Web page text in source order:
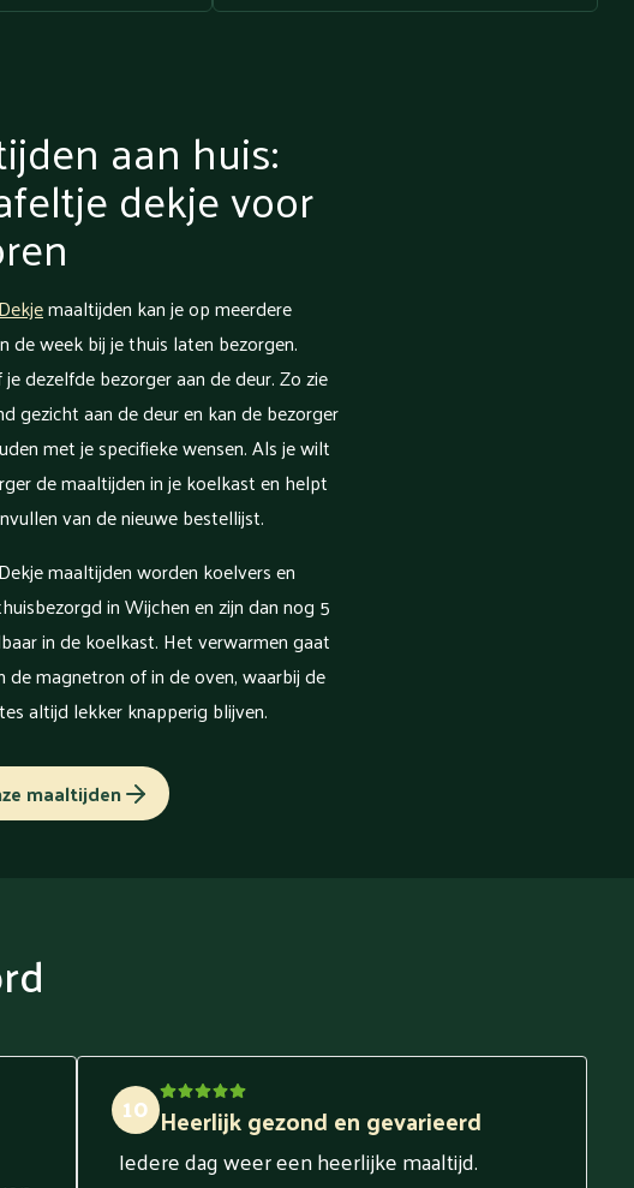
aan huis:
dekje voor
maaltijden kan je op meerdere
de week bij je thuis laten bezorgen.
dezelfde bezorger aan de deur. Zo zie
gezicht aan de deur en kan de bezorger
met je specifieke wensen. Als je wilt
de maaltijden in je koelkast en helpt
van de nieuwe bestellijst.
maaltijden worden koelvers en
in Wijchen en zijn dan nog 5
in de koelkast. Het verwarmen gaat
de magnetron of in de oven, waarbij de
altijd lekker knapperig blijven.
maaltijden
10 Heerlijk gezond en gevarieerd
Iedere dag weer een heerlijke maaltijd.